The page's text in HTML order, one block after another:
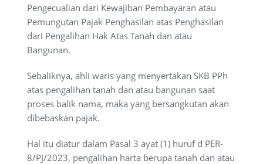
Pengecualian dari Kewajiban Pembayaran atau
Pemungutan Pajak Penghasilan atas Penghasilan
dari Pengalihan Hak Atas Tanah dan atau
Bangunan.
Sebaliknya, ahli waris yang menyertakan SKB PPh
atas pengalihan tanah dan atau bangunan saat
proses balik nama, maka yang bersangkutan akan
dibebaskan pajak.
Hal itu diatur dalam Pasal 3 ayat (1) huruf d PER-
8/PJ/2023, pengalihan harta berupa tanah dan atau